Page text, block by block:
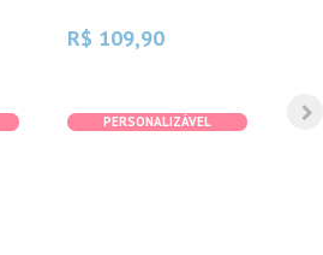
R$ 109,90
PERSONALIZÁVEL